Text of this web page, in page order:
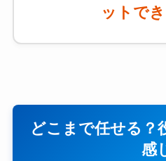
ットで
どこまで任せる？
感